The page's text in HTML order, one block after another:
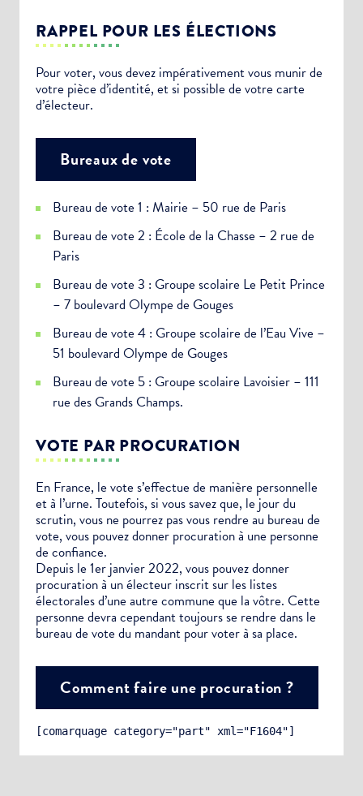
RAPPEL POUR LES ÉLECTIONS
Pour voter, vous devez impérativement vous munir de
votre pièce d’identité, et si possible de votre carte
d’électeur.
Bureaux de vote
Bureau de vote 1 : Mairie – 50 rue de Paris
Bureau de vote 2 : École de la Chasse – 2 rue de
Paris
Bureau de vote 3 : Groupe scolaire Le Petit Prince
– 7 boulevard Olympe de Gouges
Bureau de vote 4 : Groupe scolaire de l’Eau Vive –
51 boulevard Olympe de Gouges
Bureau de vote 5 : Groupe scolaire Lavoisier – 111
rue des Grands Champs.
VOTE PAR PROCURATION
En France, le vote s’effectue de manière personnelle
et à l’urne. Toutefois, si vous savez que, le jour du
scrutin, vous ne pourrez pas vous rendre au bureau de
vote, vous pouvez donner procuration à une personne
de confiance.
Depuis le 1er janvier 2022, vous pouvez donner
procuration à un électeur inscrit sur les listes
électorales d’une autre commune que la vôtre. Cette
personne devra cependant toujours se rendre dans le
bureau de vote du mandant pour voter à sa place.
Comment faire une procuration ?
[comarquage category="part" xml="F1604"]